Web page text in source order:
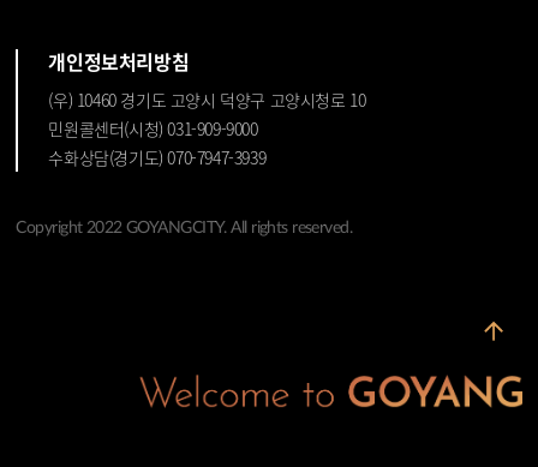
개인정보처리방침
(우) 10460 경기도 고양시 덕양구 고양시청로 10
민원콜센터(시청) 031-909-9000
수화상담(경기도) 070-7947-3939
Copyright 2022 GOYANGCITY. All rights reserved.